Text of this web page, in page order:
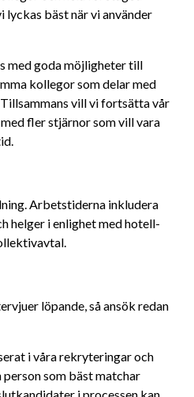
lyckas bäst när vi använder
med goda möjligheter till
kollegor som delar med
vill vi fortsätta vår
fler stjärnor som vill vara
Arbetstiderna inkludera
helger i enlighet med hotell-
löpande, så ansök redan
i våra rekryteringar och
som bäst matchar